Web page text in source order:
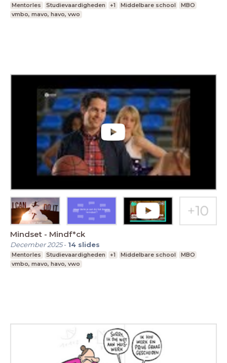
Mentorles Studievaardigheden +1 Middelbare school
MBO
vmbo, mavo, havo, vwo
Mindset - Mindf*ck
December 2025- 14 slides
Mentorles Studievaardigheden +1 Middelbare school
MBO
vmbo, mavo, havo, vwo